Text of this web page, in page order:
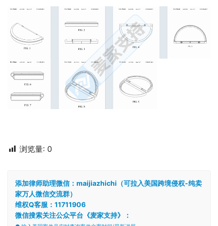
浏览量: 0
添加律师助理微信：maijiazhichi（可拉入美国跨境侵权-纯卖
家万人微信交流群）
维权Q客服：11711906
微信搜索关注公众平台《麦家支持》：